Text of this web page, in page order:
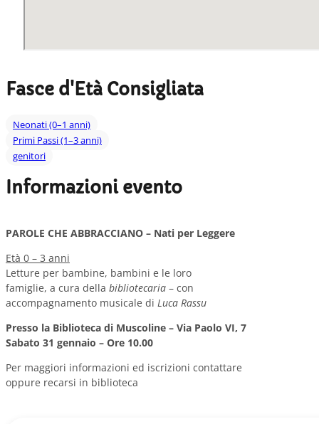
Fasce d'Età Consigliata
Neonati (0–1 anni)
Primi Passi (1–3 anni)
genitori
Informazioni evento
PAROLE CHE ABBRACCIANO – Nati per Leggere
Età 0 – 3 anni
Letture per bambine, bambini e le loro
famiglie, a cura della bibliotecaria – con
accompagnamento musicale di Luca Rassu
Presso la Biblioteca di Muscoline – Via Paolo VI, 7
Sabato 31 gennaio – Ore 10.00
Per maggiori informazioni ed iscrizioni contattare
oppure recarsi in biblioteca